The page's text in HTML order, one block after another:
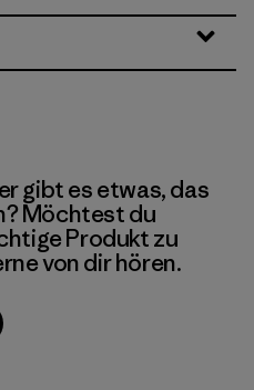
gibt es etwas, das
Möchtest du
Produkt zu
von dir hören.